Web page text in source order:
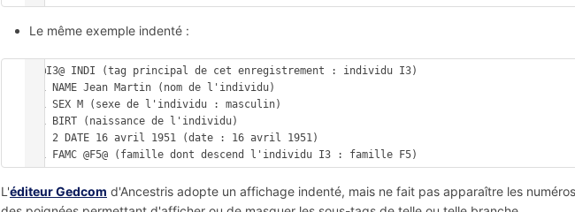
Le même exemple indenté :
0 @I3@ INDI (tag principal de cet enregistrement : individu I3)
L'éditeur Gedcom d'Ancestris adopte un affichage indenté, mais ne fait pas apparaître les